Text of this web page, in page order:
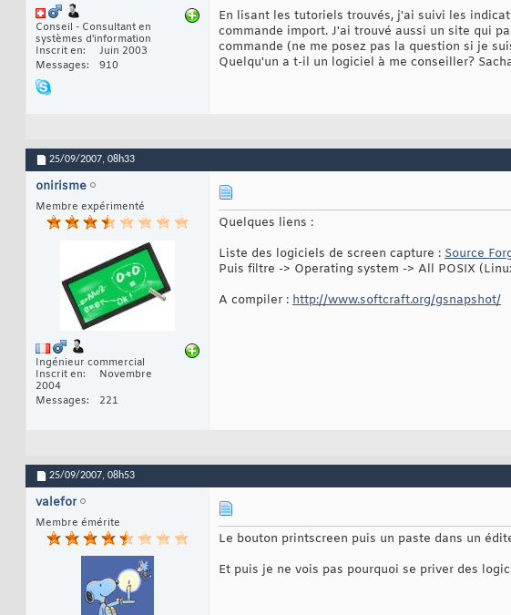
Conseil - Consultant en
systèmes d'information
Inscrit en
Juin 2003
Messages
910
En lisant les tutoriels trouvés, j'ai suivi les
commande import. J'ai trouvé aussi un site qui
commande (ne me posez pas la question si je
Quelqu'un a t-il un logiciel à me conseiller?
25/09/2007, 08h33
onirisme
Membre expérimenté
Ingénieur commercial
Inscrit en
Novembre
2004
Messages
221
Quelques liens :
Liste des logiciels de screen capture : Source
Puis filtre -> Operating system -> All POSIX
A compiler : http://www.softcraft.org/gsnapshot/
25/09/2007, 08h53
valefor
Membre émérite
Le bouton printscreen puis un paste dans un
Et puis je ne vois pas pourquoi se priver des